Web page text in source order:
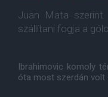
Juan Mata szerint
szállítani fogja a
Ibrahimovic komoly
óta most szerdán volt